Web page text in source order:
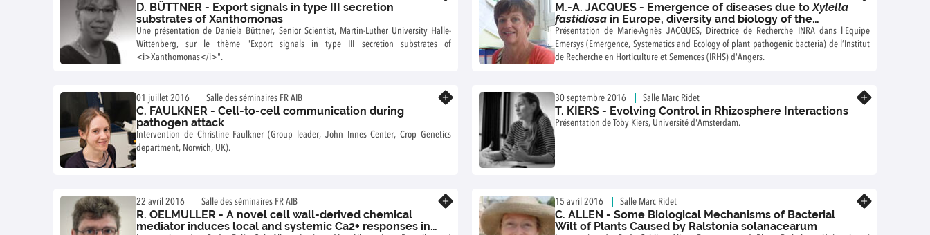
D. BÜTTNER - Export signals in type III secretion
substrates of Xanthomonas
Une présentation de Daniela Büttner, Senior Scientist, Martin-Luther University Halle-
Wittenberg, sur le thème "Export signals in type III secretion substrates of
<i>Xanthomonas</i>".
M.-A. JACQUES - Emergence of diseases due toXylella
fastidiosa in Europe, diversity and biology of the
pathogen.
Présentation de Marie-Agnès JACQUES, Directrice de Recherche INRA dans l'Equipe
Emersys (Emergence, Systematics and Ecology of plant pathogenic bacteria) de l’Institut
de Recherche en Horticulture et Semences (IRHS) d'Angers.
01 juillet 2016 Salle des séminaires FR AIB
C. FAULKNER - Cell-to-cell communication during
pathogen attack
Intervention de Christine Faulkner (Group leader, John Innes Center, Crop Genetics
department, Norwich, UK).
30 septembre 2016 Salle Marc Ridet
T. KIERS - Evolving Control in Rhizosphere Interactions
Présentation de Toby Kiers, Université d'Amsterdam.
22 avril 2016 Salle des séminaires FR AIB
R. OELMULLER - A novel cell wall-derived chemical
mediator induces local and systemic Ca2+ responses in
15 avril 2016 Salle Marc Ridet
C. ALLEN - Some Biological Mechanisms of Bacterial
Wilt of Plants Caused by Ralstonia solanacearum